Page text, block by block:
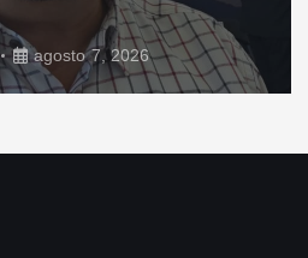
agosto 7, 2026